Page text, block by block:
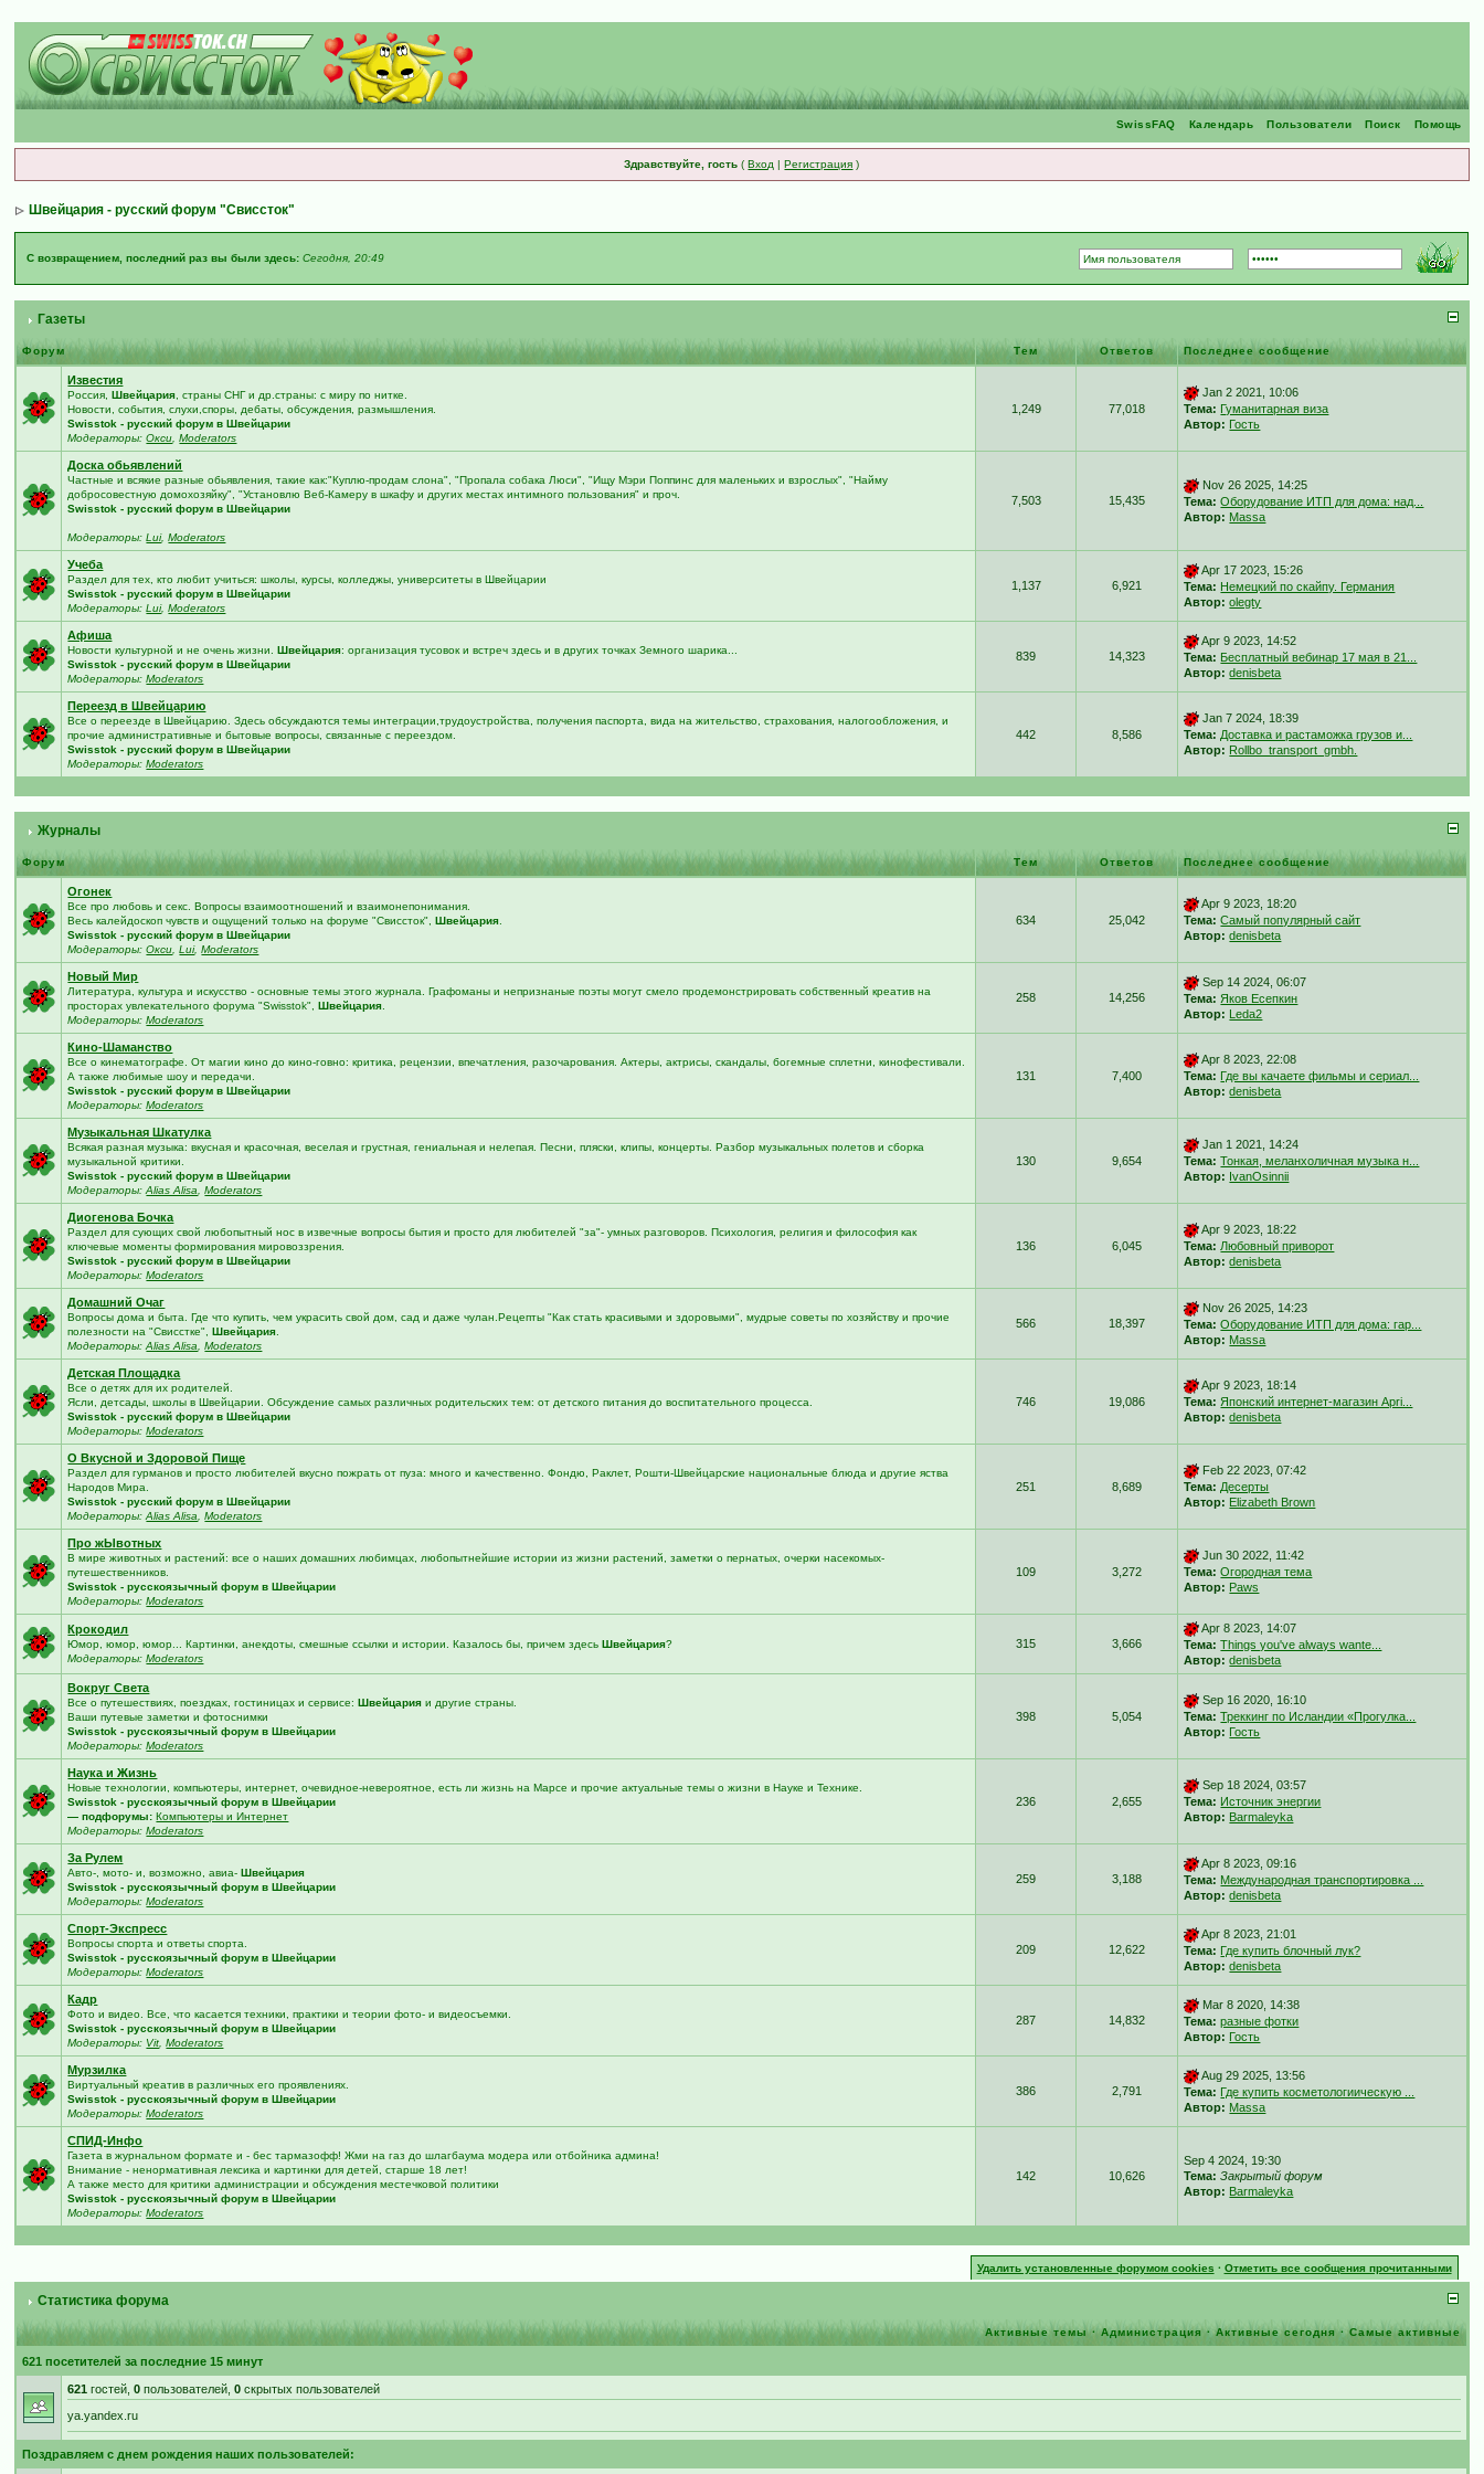
Помощь
Поиск
Пользователи
Календарь
SwissFAQ
Здравствуйте, гость (Вход |Регистрация )
Швейцария - русский форум "Свиссток"
С возвращением, последний раз вы были здесь:Сегодня, 20:49
Газеты
Форум Тем Ответов Последнее сообщение
Известия
Россия,Швейцария , страны СНГ и др.страны: с миру по нитке.
Новости, события, слухи,споры, дебаты, обсуждения, размышления.
Swisstok - русский форум в Швейцарии
Модераторы:Окси ,Moderators
1,249 77,018
Jan 2 2021, 10:06
Тема: Гуманитарная виза
Автор: Гость
Доска обьявлений
Частные и всякие разные обьявления, такие как:"Куплю-продам слона", "Пропала собака Люси", "Ищу Мэри Поппинс для маленьких и взрослых", "Найму
добросовестную домохозяйку", "Установлю Веб-Камеру в шкафу и других местах интимного пользования" и проч.
Swisstok - русский форум в Швейцарии
Модераторы:Lui,Moderators
7,503 15,435
Nov 26 2025, 14:25
Тема: Оборудование ИТП для дома: над...
Автор: Massa
Учеба
Раздел для тех, кто любит учиться: школы, курсы, колледжы, университеты в Швейцарии
Swisstok - русский форум в Швейцарии
Модераторы:Lui,Moderators
1,137 6,921
Apr 17 2023, 15:26
Тема: Немецкий по скайпу. Германия
Автор: olegty
Афиша
Новости культурной и не очень жизни.Швейцария: организация тусовок и встреч здесь и в других точках Земного шарика...
Swisstok - русский форум в Швейцарии
Модераторы:Moderators
839 14,323
Apr 9 2023, 14:52
Тема: Бесплатный вебинар 17 мая в 21...
Автор: denisbeta
Переезд в Швейцарию
Все о переезде в Швейцарию. Здесь обсуждаются темы интеграции,трудоустройства, получения паспорта, вида на жительство, страхования, налогообложения, и
прочие административные и бытовые вопросы, связанные с переездом.
Swisstok - русский форум в Швейцарии
Модераторы:Moderators
442 8,586
Jan 7 2024, 18:39
Тема: Доставка и растаможка грузов и...
Автор: Rollbo_transport_gmbh.
Журналы
Форум Тем Ответов Последнее сообщение
Огонек
Все про любовь и секс. Вопросы взаимоотношений и взаимонепонимания.
Весь калейдоскоп чувств и ощущений только на форуме "Свиссток",Швейцария
Swisstok - русский форум в Швейцарии
Модераторы:Окси ,Lui,Moderators
634 25,042
Apr 9 2023, 18:20
Тема: Самый популярный сайт
Автор: denisbeta
Новый Мир
Литература, культура и искусство - основные темы этого журнала. Графоманы и непризнаные поэты могут смело продемонстрировать собственный креатив на
просторах увлекательного форума "Swisstok",Швейцария
Модераторы:Moderators
258 14,256
Sep 14 2024, 06:07
Тема: Яков Есепкин
Автор: Leda2
Кино-Шаманство
Все о кинематографе. От магии кино до кино-говно: критика, рецензии, впечатления, разочарования. Актеры, актрисы, скандалы, богемные сплетни, кинофестивали.
А также любимые шоу и передачи.
Swisstok - русский форум в Швейцарии
Модераторы:Moderators
131 7,400
Apr 8 2023, 22:08
Тема: Где вы качаете фильмы и сериал...
Автор: denisbeta
Музыкальная Шкатулка
Всякая разная музыка: вкусная и красочная, веселая и грустная, гениальная и нелепая. Песни, пляски, клипы, концерты. Разбор музыкальных полетов и сборка
музыкальной критики.
Swisstok - русский форум в Швейцарии
Модераторы:Alias Alisa ,Moderators
130 9,654
Jan 1 2021, 14:24
Тема: Тонкая, меланхоличная музыка н...
Автор: IvanOsinnii
Диогенова Бочка
Раздел для сующих свой любопытный нос в извечные вопросы бытия и просто для любителей "за"- умных разговоров. Психология, религия и философия как
ключевые моменты формирования мировоззрения.
Swisstok - русский форум в Швейцарии
Модераторы:Moderators
136 6,045
Apr 9 2023, 18:22
Тема: Любовный приворот
Автор: denisbeta
Домашний Очаг
Вопросы дома и быта. Где что купить, чем украсить свой дом, сад и даже чулан.Рецепты "Как стать красивыми и здоровыми", мудрые советы по хозяйству и прочие
полезности на "Свисстке",Швейцария
Модераторы:Alias Alisa ,Moderators
566 18,397
Nov 26 2025, 14:23
Тема: Оборудование ИТП для дома: гар...
Автор: Massa
Детская Площадка
Все о детях для их родителей.
Ясли, детсады, школы в Швейцарии. Обсуждение самых различных родительских тем: от детского питания до воспитательного процесса.
Swisstok - русский форум в Швейцарии
Модераторы:Moderators
746 19,086
Apr 9 2023, 18:14
Тема: Японский интернет-магазин Apri...
Автор: denisbeta
О Вкусной и Здоровой Пище
Раздел для гурманов и просто любителей вкусно пожрать от пуза: много и качественно. Фондю, Раклет, Рошти-Швейцарские национальные блюда и другие яства
Народов Мира.
Swisstok - русский форум в Швейцарии
Модераторы:Alias Alisa ,Moderators
251 8,689
Feb 22 2023, 07:42
Тема: Десерты
Автор: Elizabeth Brown
Про жЫвотных
В мире животных и растений: все о наших домашних любимцах, любопытнейшие истории из жизни растений, заметки о пернатых, очерки насекомых-
путешественников.
Swisstok - русскоязычный форум в Швейцарии
Модераторы:Moderators
109 3,272
Jun 30 2022, 11:42
Тема: Огородная тема
Автор: Paws
Крокодил
Юмор, юмор, юмор... Картинки, анекдоты, смешные ссылки и истории. Казалось бы, причем здесьШвейцария?
Модераторы:Moderators
315 3,666
Apr 8 2023, 14:07
Тема: Things you've always wante...
Автор: denisbeta
Вокруг Света
Все о путешествиях, поездках, гостиницах и сервисе:Швейцария и другие страны.
Ваши путевые заметки и фотоснимки
Swisstok - русскоязычный форум в Швейцарии
Модераторы:Moderators
398 5,054
Sep 16 2020, 16:10
Тема: Треккинг по Исландии «Прогулка...
Автор: Гость
Наука и Жизнь
Новые технологии, компьютеры, интернет, очевидное-невероятное, есть ли жизнь на Марсе и прочие актуальные темы о жизни в Науке и Технике.
Swisstok - русскоязычный форум в Швейцарии
— подфорумы: Компьютеры и Интернет
Модераторы:Moderators
236 2,655
Sep 18 2024, 03:57
Тема: Источник энергии
Автор: Barmaleyka
За Рулем
Авто-, мото- и, возможно, авиа-Швейцария
Swisstok - русскоязычный форум в Швейцарии
Модераторы:Moderators
259 3,188
Apr 8 2023, 09:16
Тема: Международная транспортировка ...
Автор: denisbeta
Спорт-Экспресс
Вопросы спорта и ответы спорта.
Swisstok - русскоязычный форум в Швейцарии
Модераторы:Moderators
209 12,622
Apr 8 2023, 21:01
Тема: Где купить блочный лук?
Автор: denisbeta
Кадр
Фото и видео. Все, что касается техники, практики и теории фото- и видеосъемки.
Swisstok - русскоязычный форум в Швейцарии
Модераторы: Vit ,Moderators
287 14,832
Mar 8 2020, 14:38
Тема: разные фотки
Автор: Гость
Мурзилка
Виртуальный креатив в различных его проявлениях.
Swisstok - русскоязычный форум в Швейцарии
Модераторы:Moderators
386 2,791
Aug 29 2025, 13:56
Тема: Где купить косметологиическую ...
Автор: Massa
СПИД-Инфо
Газета в журнальном формате и - бес тармазофф! Жми на газ до шлагбаума модера или отбойника админа!
Внимание - ненормативная лексика и картинки для детей, старше 18 лет!
А также место для критики администрации и обсуждения местечковой политики
Swisstok - русскоязычный форум в Швейцарии
Модераторы:Moderators
142 10,626
Sep 4 2024, 19:30
Тема: Закрытый форум
Автор: Barmaleyka
Удалить установленные форумом cookies · Отметить все сообщения прочитанными
Статистика форума
Активные темы·Администрация·Активные сегодня·Самые активные
621 посетителей за последние 15 минут
621 гостей,0 пользователей,0 скрытых пользователей
ya.yandex.ru
Поздравляем с днем рождения наших пользователей: